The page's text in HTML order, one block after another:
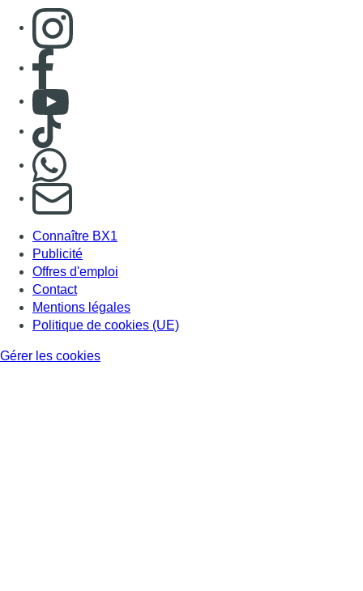
Consulter page Instagram
Consulter page Facebook
Consulter Youtube
Consulter TikTok
S'abonner à notre newsletter
Connaître BX1
Publicité
Offres d'emploi
Contact
Mentions légales
Politique de cookies (UE)
Gérer les cookies